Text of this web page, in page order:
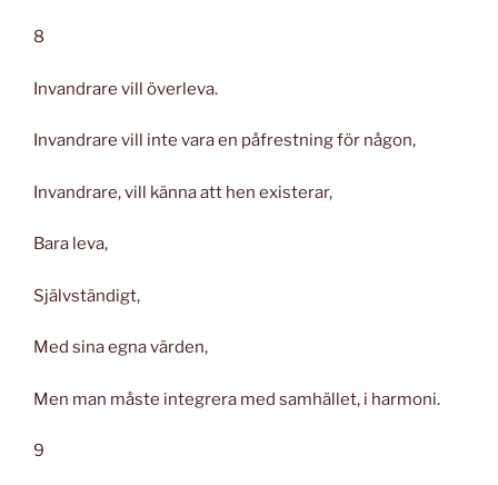
8
Invandrare vill överleva.
Invandrare vill inte vara en påfrestning för någon,
Invandrare, vill känna att hen existerar,
Bara leva,
Självständigt,
Med sina egna värden,
Men man måste integrera med samhället, i harmoni.
9